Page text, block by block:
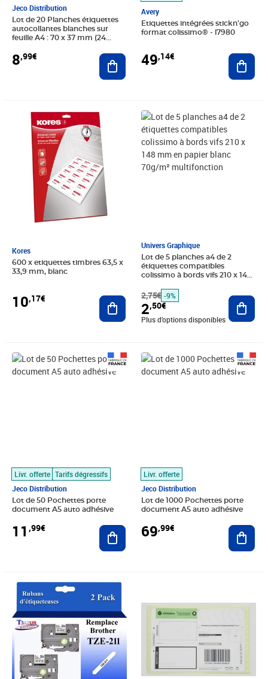
Jeco Distribution
Lot de 20 Planches étiquettes
autocollantes blanches sur
feuille A4 : 70 x 37 mm (24
8,99€ Ajouter au panier
Avery
Etiquettes intégrées stickn'go
format colissimo® - l7980
49,14€
Kores
600 x etiquettes timbres 63,5 x
33,9 mm, blanc
10,17€
Prix 10,17€
Ajouter au panier
Univers Graphique
Lot de 5 planches a4 de 2
étiquettes compatibles
colissimo à bords vifs 210 x 148
multifonction
2,75€
Prix barré 2,75€
-9%
2,50€
Prix 2,50€
Plus d’options disponibles
Livr. offerte Tarifs dégressifs
Jeco Distribution
Lot de 50 Pochettes porte
document A5 auto adhésive
11 ,99€
Prix 11,99€
Ajouter au panier
Livr. offerte
Jeco Distribution
Lot de 1000 Pochettes porte
document A5 auto adhésive
69,99€
Prix 69,99€